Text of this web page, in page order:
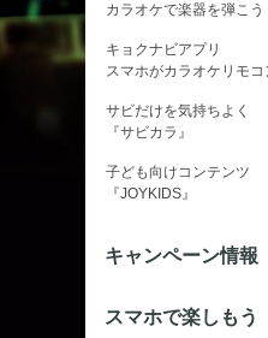
カラオケで楽器を弾こう
キョクナビアプリ
スマホがカラオケリモコ
サビだけを気持ちよく
『サビカラ』
子ども向けコンテンツ
『JOYKIDS』
キャンペーン情報
スマホで楽しもう